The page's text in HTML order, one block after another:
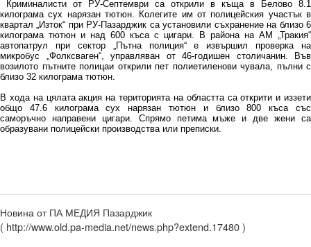
Криминалисти от РУ-Септември са открили в къща в Белово 8.1
килограма сух нарязан тютюн. Колегите им от полицейския участък в
квартал „Изток“ при РУ-Пазарджик са установили съхранение на близо 6
килограма тютюн и над 600 къса с цигари. В района на АМ „Тракия“
автопатрул при сектор „Пътна полиция“ е извършил проверка на
микробус „Фолксваген“, управляван от 46-годишен столичанин. Във
возилото пътните полицаи открили пет полиетиленови чувала, пълни с
близо 32 килограма тютюн.
В хода на цялата акция на територията на областта са открити и иззети
общо 47.6 килограма сух нарязан тютюн и близо 800 къса със
саморъчно направени цигари. Спрямо петима мъже и две жени са
образувани полицейски производства или преписки.
Новина от ПА МЕДИЯ Пазарджик
( http://www.old.pa-media.net/news.php?extend.17480 )